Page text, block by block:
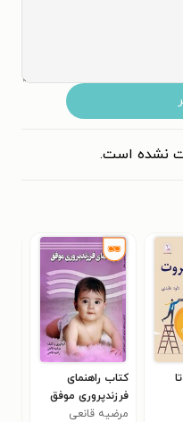
نشده است.
کتاب راهنمای
فرزندپروری موفق
مرضیه قانعی